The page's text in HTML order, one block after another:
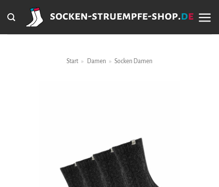
Inhalt
springen
Start » Damen » Socken Damen